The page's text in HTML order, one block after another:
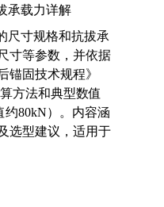
承载力详解
尺寸规格和抗拔承
寸等参数，并依据
锚固技术规程》
方法和典型数值
约80kN）。内容涵
选型建议，适用于